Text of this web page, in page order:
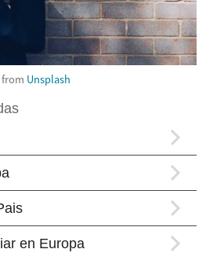
from Unsplash